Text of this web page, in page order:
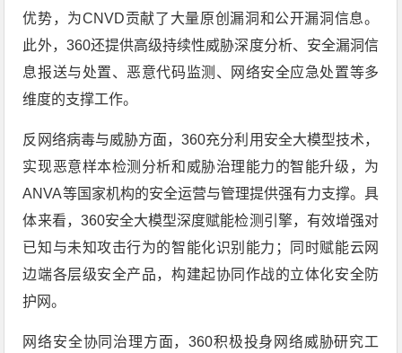
优势，为CNVD贡献了大量原创漏洞和公开漏洞信息。
此外，360还提供高级持续性威胁深度分析、安全漏洞信
息报送与处置、恶意代码监测、网络安全应急处置等多
维度的支撑工作。
反网络病毒与威胁方面，360充分利用安全大模型技术，
实现恶意样本检测分析和威胁治理能力的智能升级，为
ANVA等国家机构的安全运营与管理提供强有力支撑。具
体来看，360安全大模型深度赋能检测引擎，有效增强对
已知与未知攻击行为的智能化识别能力；同时赋能云网
边端各层级安全产品，构建起协同作战的立体化安全防
护网。
网络安全协同治理方面，360积极投身网络威胁研究工